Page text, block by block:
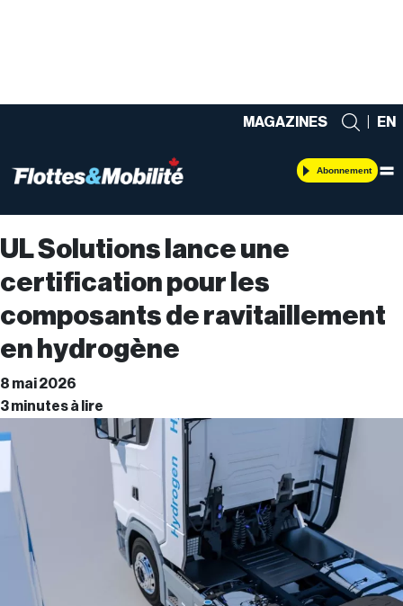
MAGAZINES EN
Abonnement
UL Solutions lance une
certification pour les
composants de ravitaillement
en hydrogène
8 mai 2026
3 minutes à lire